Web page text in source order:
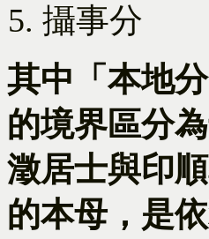
攝事分
其中「本地
的境界區分
澂居士與印
的本母，是